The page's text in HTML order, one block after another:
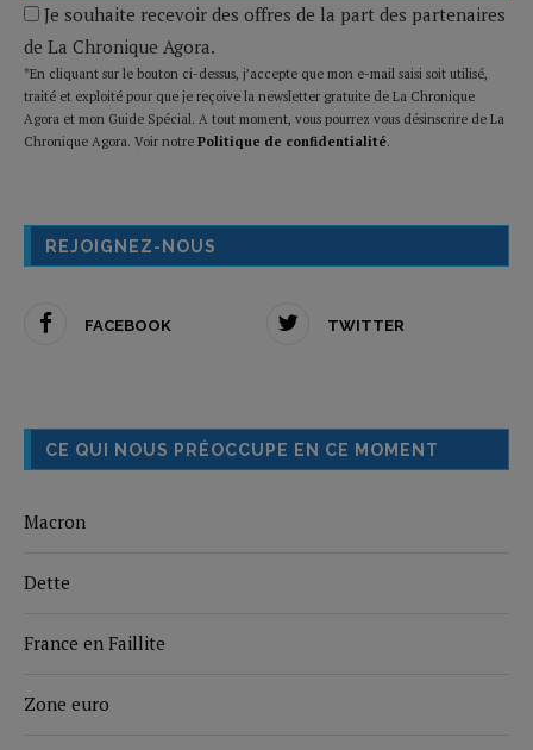
Je souhaite recevoir des offres de la part des partenaires
de La Chronique Agora.
*En cliquant sur le bouton ci-dessus, j’accepte que mon e-mail saisi soit utilisé,
traité et exploité pour que je reçoive la newsletter gratuite de La Chronique
Agora et mon Guide Spécial. A tout moment, vous pourrez vous désinscrire de La
Chronique Agora. Voir notre Politique de confidentialité.
REJOIGNEZ-NOUS
FACEBOOK TWITTER
CE QUI NOUS PRÉOCCUPE EN CE MOMENT
Macron
Dette
France en Faillite
Zone euro